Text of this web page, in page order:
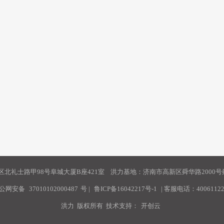
北礼士路甲98号阜城大厦B座421室 洪力基地：济南市高新区舜华路2000号
网安备 37010102000487 号 | 鲁ICP备16042217号-1 | 客服电话：
洪力 版权所有 技术支持： 开创云